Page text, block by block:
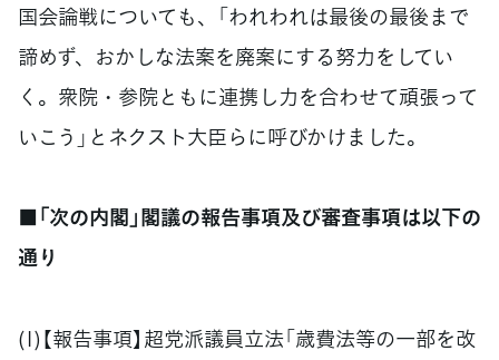
国会論戦についても、「われわれは最後の最後まで
諦めず、おかしな法案を廃案にする努力をしてい
く。衆院・参院ともに連携し力を合わせて頑張って
いこう」とネクスト大臣らに呼びかけました。
■「次の内閣」閣議の報告事項及び審査事項は以下の
通り
(1)【報告事項】超党派議員立法「歳費法等の一部を改